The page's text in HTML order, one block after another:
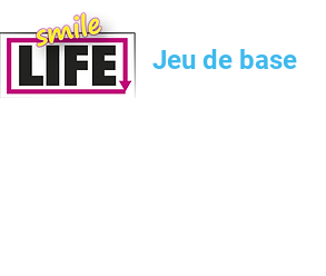
Accueil Jeu de base